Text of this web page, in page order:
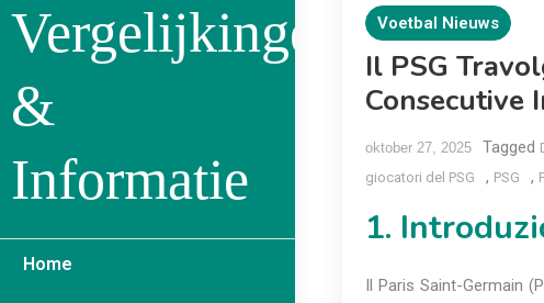
Vergelijkingen
&
Informatie
Home
Voetbal Nieuws
Il PSG
Consecutive
oktober 27, 2025 Tagged
giocatori del PSG
, PSG ,
1.
Il Paris Saint-Germain